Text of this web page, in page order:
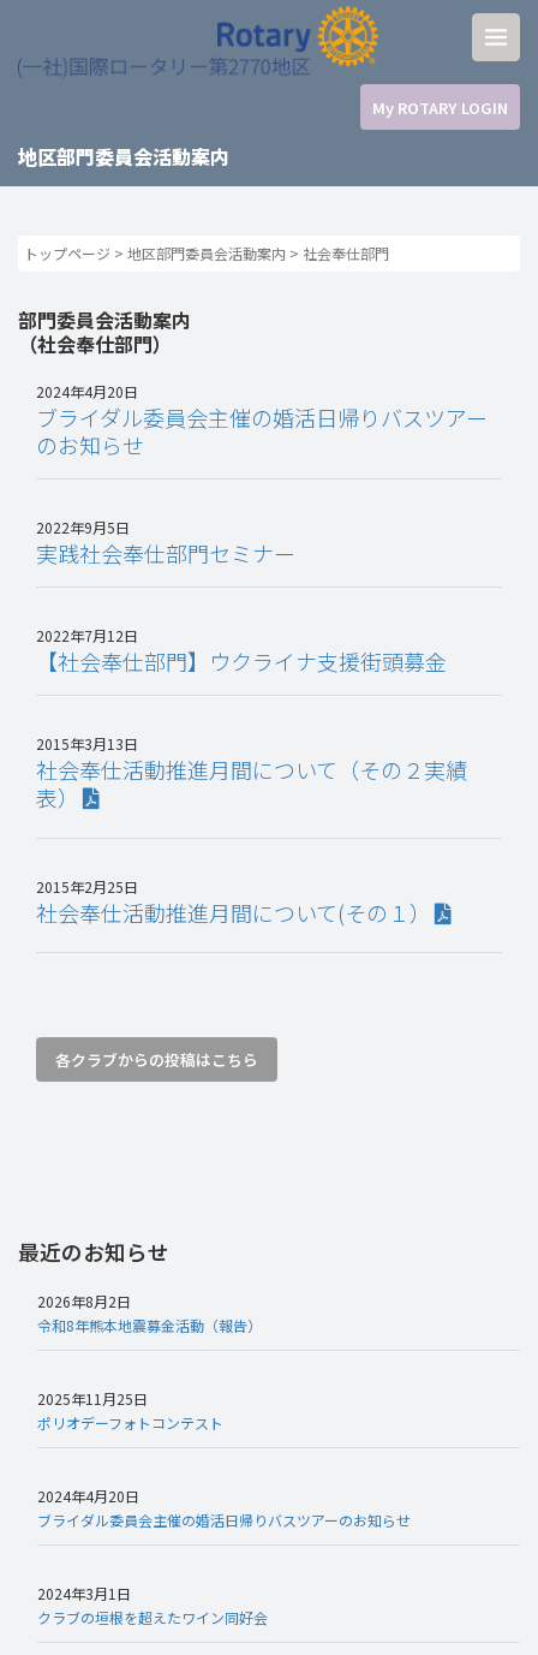
My ROTARY LOGIN
地区部門委員会活動案内
トップページ > 地区部門委員会活動案内 > 社会奉仕部門
部門委員会活動案内
（社会奉仕部門）
2024年4月20日
ブライダル委員会主催の婚活日帰りバスツアー
のお知らせ
2022年9月5日
実践社会奉仕部門セミナー
2022年7月12日
【社会奉仕部門】ウクライナ支援街頭募金
2015年3月13日
社会奉仕活動推進月間について（その２実績
表）
2015年2月25日
社会奉仕活動推進月間について(その１）
各クラブからの投稿はこちら
最近のお知らせ
2026年8月2日
令和8年熊本地震募金活動（報告）
2025年11月25日
ポリオデーフォトコンテスト
2024年4月20日
ブライダル委員会主催の婚活日帰りバスツアーのお知らせ
2024年3月1日
クラブの垣根を超えたワイン同好会